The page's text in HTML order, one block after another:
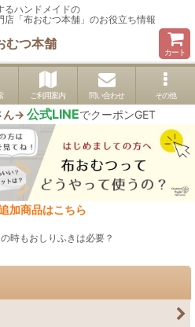
るハンドメイドの
「布おむつ本舗」のお役立ち情報
むつ本舗
カート
ご利用案内 問い合わせ その他
ん→ 公式LINEでクーポンGET
加商品はこちら
時もおしりふきは必要？